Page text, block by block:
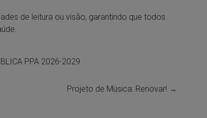
de leitura ou visão, garantindo que todos
PPA 2026-2029
Projeto de Música: Renovar! →